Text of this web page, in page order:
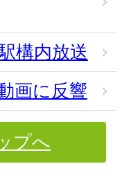
構内放送
画に反響
プへ